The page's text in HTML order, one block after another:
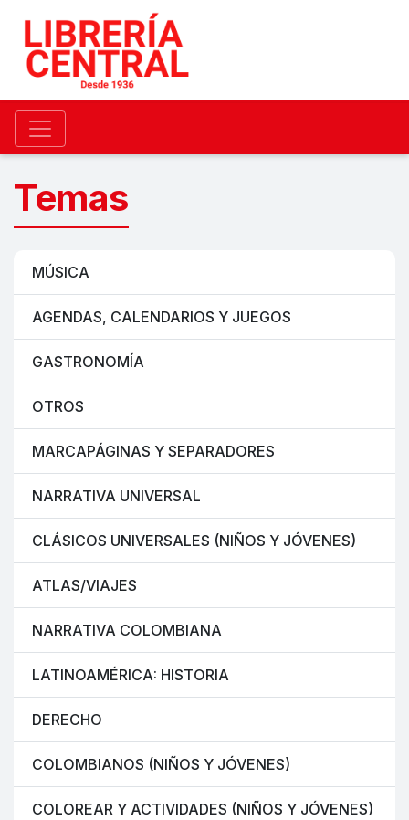
Temas
MÚSICA
AGENDAS, CALENDARIOS Y JUEGOS
GASTRONOMÍA
OTROS
MARCAPÁGINAS Y SEPARADORES
NARRATIVA UNIVERSAL
CLÁSICOS UNIVERSALES (NIÑOS Y JÓVENES)
ATLAS/VIAJES
NARRATIVA COLOMBIANA
LATINOAMÉRICA: HISTORIA
DERECHO
COLOMBIANOS (NIÑOS Y JÓVENES)
COLOREAR Y ACTIVIDADES (NIÑOS Y JÓVENES)